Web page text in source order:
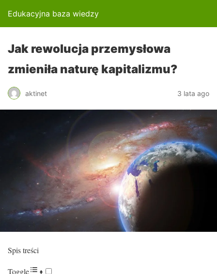
Edukacyjna baza wiedzy
Jak rewolucja przemysłowa
zmieniła naturę kapitalizmu?
aktinet 3 lata ago
Spis treści
Toggle